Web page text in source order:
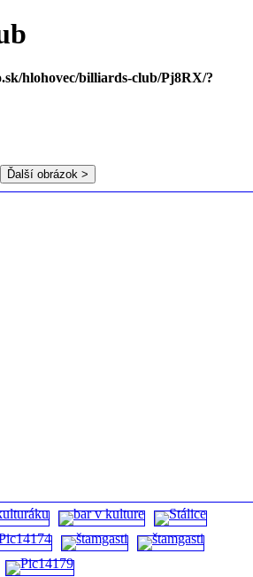
hlohovec/billiards-club/Pj8RX/?